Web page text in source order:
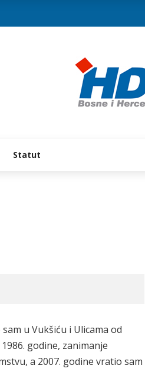
Statut
u Vukšiću i Ulicama od
godine, zanimanje
a 2007. godine vratio sam